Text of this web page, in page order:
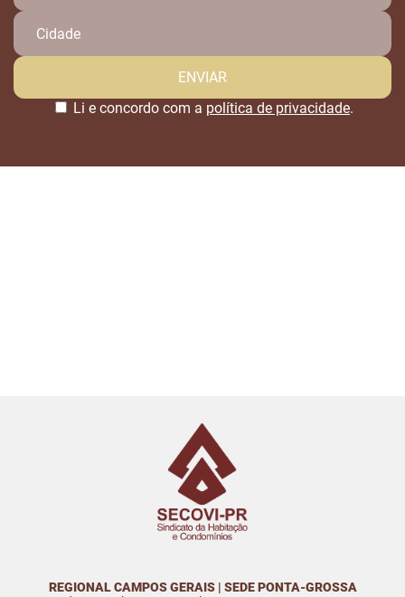
Li e concordo com a política de privacidade.
REGIONAL CAMPOS GERAIS | SEDE PONTA-GROSSA